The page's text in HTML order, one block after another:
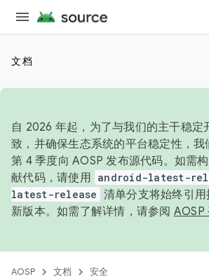
文档
自 2026 年起，为了与我们的主干稳定
致，并确保生态系统的平台稳定性，我
第 4 季度向 AOSP 发布源代码。如需
献代码，请使用 android-latest-
latest-release 清单分支将始终引
新版本。如需了解详情，请参阅 AOSP
AOSP 文档 安全